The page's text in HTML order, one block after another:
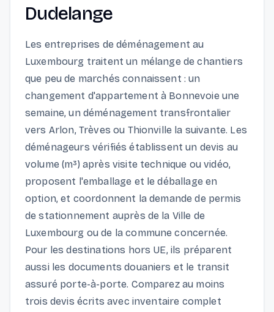
Dudelange
Les entreprises de déménagement au
Luxembourg traitent un mélange de chantiers
que peu de marchés connaissent : un
changement d'appartement à Bonnevoie une
semaine, un déménagement transfrontalier
vers Arlon, Trèves ou Thionville la suivante. Les
déménageurs vérifiés établissent un devis au
volume (m³) après visite technique ou vidéo,
proposent l'emballage et le déballage en
option, et coordonnent la demande de permis
de stationnement auprès de la Ville de
Luxembourg ou de la commune concernée.
Pour les destinations hors UE, ils préparent
aussi les documents douaniers et le transit
assuré porte-à-porte. Comparez au moins
trois devis écrits avec inventaire complet